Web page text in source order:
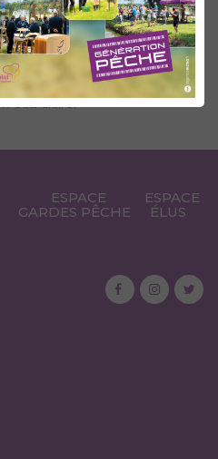
silures, barbeaux, chevesnes,
blancs... Il abrite de
Rhône est un cours d'eau
public. En été l'eau du
terreuse, préférez l'automne
eau claire.
ESPACE
GARDES PÊCHE
ESPACE
ÉLUS